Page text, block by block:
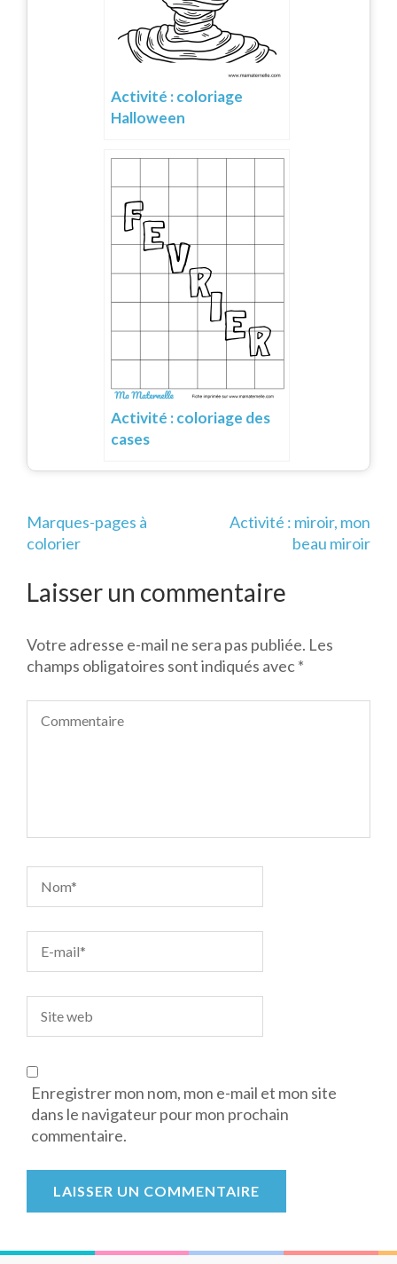
Activité : coloriage
Halloween
Activité : coloriage des
cases
Navigation
de
Marques-pages à
colorier
Activité : miroir, mon
beau miroir
Laisser un commentaire
Votre adresse e-mail ne sera pas publiée. Les
champs obligatoires sont indiqués avec*
Enregistrer mon nom, mon e-mail et mon site
dans le navigateur pour mon prochain
commentaire.